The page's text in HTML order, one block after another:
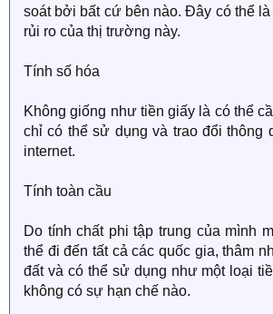
soát bởi bất cứ bên nào. Đây có thể
rủi ro của thị trường này.
Tính số hóa
Không giống như tiền giấy là có thể
chỉ có thể sử dụng và trao đổi thông
internet.
Tính toàn cầu
Do tính chất phi tập trung của mình
thể đi đến tất cả các quốc gia, thâm
đất và có thể sử dụng như một loại
không có sự hạn chế nào.